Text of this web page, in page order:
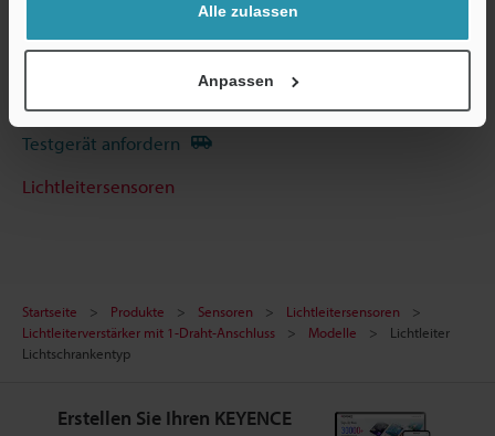
Alle zulassen
Anpassen
Fragen
Testgerät anfordern
Lichtleitersensoren
Startseite Produkte Sensoren
Lichtleitersensoren
Lichtleiterverstärker mit 1-Draht-Anschluss
Modelle
Lichtleiter
Lichtschrankentyp
Erstellen Sie Ihren KEYENCE